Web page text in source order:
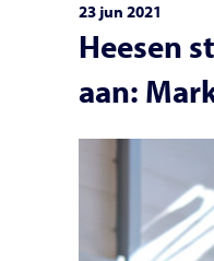
23 jun 2021
Heesen
aan: